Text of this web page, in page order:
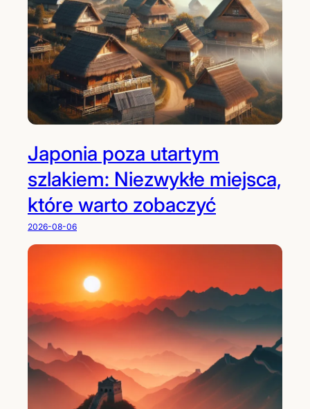
Japonia poza utartym
szlakiem: Niezwykłe miejsca,
które warto zobaczyć
2026-08-06